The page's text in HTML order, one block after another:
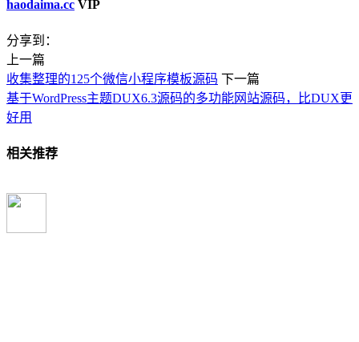
haodaima.cc VIP
分享到：
上一篇
收集整理的125个微信小程序模板源码 下一篇
基于WordPress主题DUX6.3源码的多功能网站源码，比DUX更
好用
相关推荐